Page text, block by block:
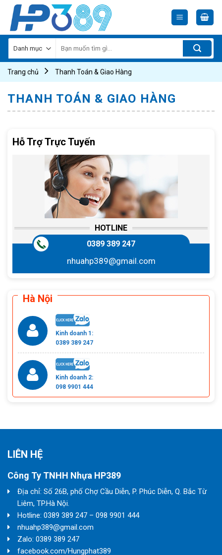
Skip
content
kiếm:
Trang chủ Thanh Toán & Giao Hàng
THANH TOÁN & GIAO HÀNG
Hỗ Trợ Trực Tuyến
HOTLINE
0389 389 247
nhuahp389@gmail.com
Hà Nội
Kinh doanh 1:
0389 389 247
Kinh doanh 2:
098 9901 444
LIÊN HỆ
Công Ty TNHH Nhựa HP389
Địa chỉ: Số 26B, phố Chợ Cầu Diễn, P. Phúc Diễn, Q. Bắc Từ
Liêm, TP.Hà Nội.
Hotline: 0389 389 247 – 098 9901 444
nhuahp389@gmail.com
Zalo: 0389 389 247
facebook.com/Hungphat389